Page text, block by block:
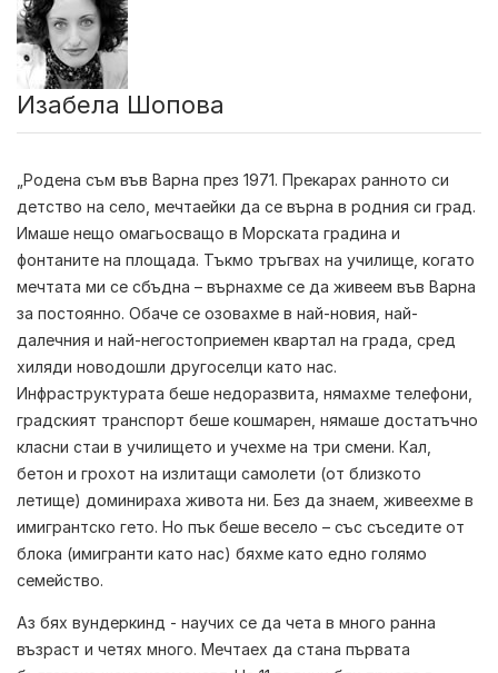
Изабела Шопова
„Родена съм във Варна през 1971. Прекарах ранното си
детство на село, мечтаейки да се върна в родния си град.
Имаше нещо омагьосващо в Морската градина и
фонтаните на площада. Tъкмо тръгвах на училище, когато
мечтата ми се сбъдна – върнахме се да живеем във Варна
за постоянно. Обаче се озовахме в най-новия, най-
далечния и най-негостоприемен квартал на града, сред
хиляди новодошли другоселци като нас.
Инфраструктурата беше недоразвита, нямахме телефони,
градският транспорт беше кошмарен, нямаше достатъчно
класни стаи в училището и учехме на три смени. Кал,
бетон и грохот на излитащи самолети (от близкото
летище) доминираха живота ни. Без да знаем, живеехме в
имигрантско гето. Но пък беше весело – със съседите от
блока (имигранти като нас) бяхме като едно голямо
семейство.
Аз бях вундеркинд - научих се да чета в много ранна
възраст и четях много. Мечтаех да стана първата